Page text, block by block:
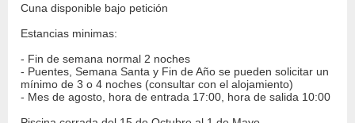
Cuna disponible bajo petición
Estancias minimas:
- Fin de semana normal 2 noches
- Puentes, Semana Santa y Fin de Año se pueden solicitar un
mínimo de 3 o 4 noches (consultar con el alojamiento)
- Mes de agosto, hora de entrada 17:00, hora de salida 10:00